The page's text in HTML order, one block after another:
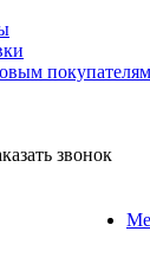
покупателям
звонок